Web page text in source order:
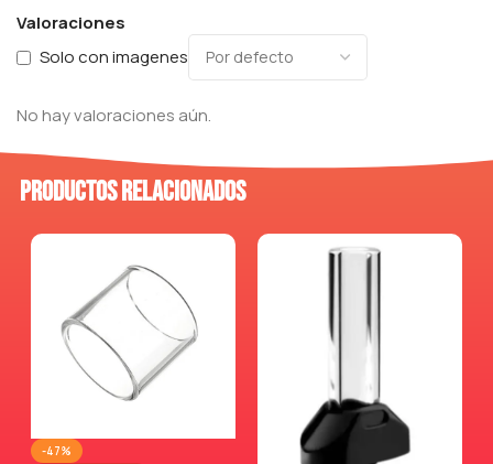
Valoraciones
Solo con imagenes
No hay valoraciones aún.
Productos relacionados
-47%